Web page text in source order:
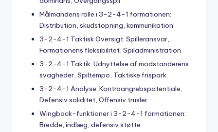
Målmandens rolle i 3-2-4-1 formationen:
Distribution, skudstopning, kommunikation
3-2-4-1 Taktisk Oversigt: Spilleransvar,
Formationens fleksibilitet, Spiladministration
3-2-4-1 Taktik: Udnyttelse af modstanderens
svagheder, Spiltempo, Taktiske frispark
3-2-4-1 Analyse: Kontraangrebspotentiale,
Defensiv soliditet, Offensiv trusler
Wingback-funktioner i 3-2-4-1 formationen:
Bredde, indlæg, defensiv støtte